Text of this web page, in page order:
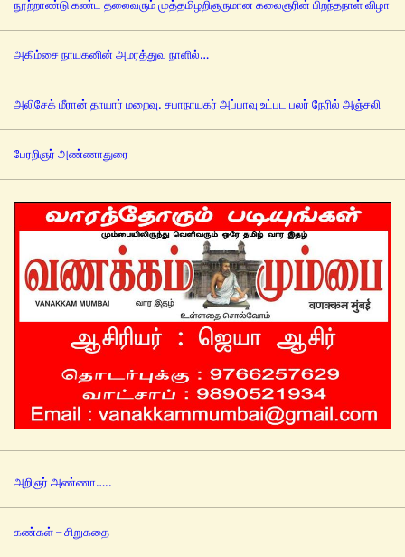
நூற்றாண்டு கண்ட தலைவரும் முத்தமிழறிஞருமான கலைஞரின் பிறந்தநாள் விழா
அகிம்சை நாயகனின் அமரத்துவ நாளில்…
அலிசேக் மீரான் தாயார் மறைவு. சபாநாயகர் அப்பாவு உட்பட பலர் நேரில் அஞ்சலி
பேரறிஞர் அண்ணாதுரை
அறிஞர் அண்ணா…..
கண்கள் – சிறுகதை